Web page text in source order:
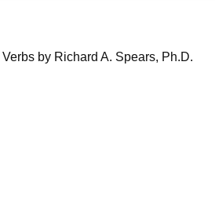
by Richard A. Spears, Ph.D.